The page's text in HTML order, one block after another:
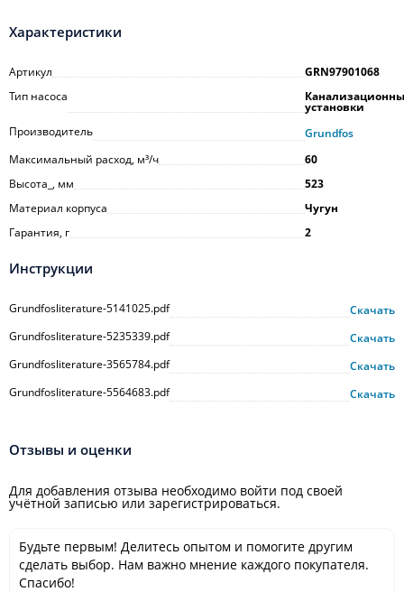
Характеристики
Артикул
GRN97901068
Тип насоса
установки
Производитель
Grundfos
Максимальный расход, м³/ч
60
Высота_, мм
523
Материал корпуса
Чугун
Гарантия, г
2
Инструкции
Grundfosliterature-5141025.pdf
Скачать
Grundfosliterature-5235339.pdf
Скачать
Grundfosliterature-3565784.pdf
Скачать
Grundfosliterature-5564683.pdf
Скачать
Отзывы и оценки
Для добавления отзыва необходимо войти под своей
учётной записью или зарегистрироваться.
Будьте первым! Делитесь опытом и помогите другим
сделать выбор. Нам важно мнение каждого покупателя.
Спасибо!